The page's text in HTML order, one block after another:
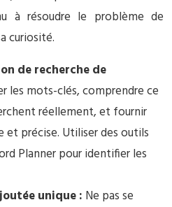
à résoudre le problème de
curiosité.
de recherche de
les mots-clés, comprendre ce
réellement, et fournir
précise. Utiliser des outils
Planner pour identifier les
unique : Ne pas se